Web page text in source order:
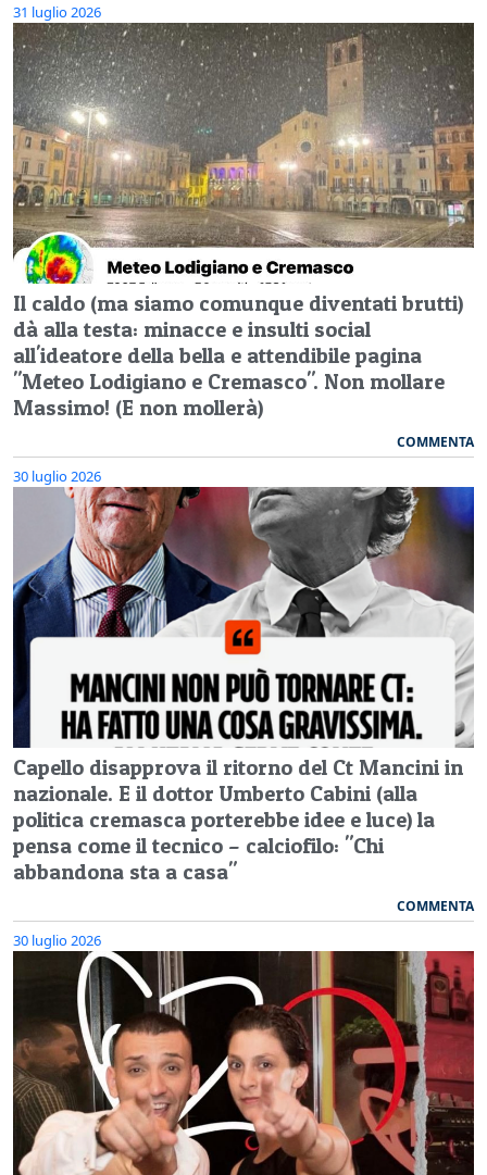
31 luglio 2026
Il caldo (ma siamo comunque diventati brutti)
dà alla testa: minacce e insulti social
all'ideatore della bella e attendibile pagina
"Meteo Lodigiano e Cremasco". Non mollare
Massimo! (E non mollerà)
COMMENTA
30 luglio 2026
Capello disapprova il ritorno del Ct Mancini in
nazionale. E il dottor Umberto Cabini (alla
politica cremasca porterebbe idee e luce) la
pensa come il tecnico – calciofilo: "Chi
abbandona sta a casa"
COMMENTA
30 luglio 2026